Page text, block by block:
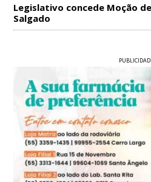
Legislativo concede Moção
Salgado